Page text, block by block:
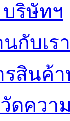
ริษัทฯ
กับเรา
รสินค้
วัดควา